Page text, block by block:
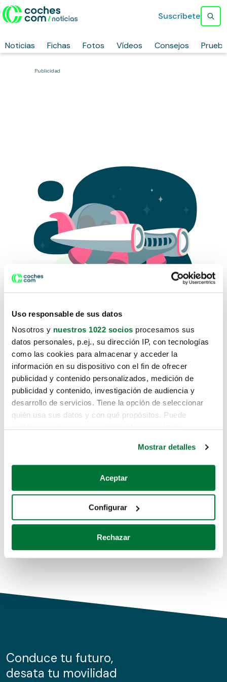
Uso responsable de sus datos
Nosotros y nuestros 1022 socios procesamos sus
datos personales, p.ej., su dirección IP, con tecnologías
como las cookies para almacenar y acceder la
información en su dispositivo con el fin de ofrecer
publicidad y contenido personalizados, medición de
publicidad y contenido, investigación de audiencia y
desarrollo de servicios. Tiene la opción de seleccionar
quién usa sus datos y con qué propósitos. Puede
Si lo permite, también quisiéramos:
Recopilar información sobre su ubicación geográfica
Identificar su dispositivo analizándolo activamente
para buscar características específicas (huellas
Obtenga más información sobre cómo se procesan sus
de cookies.
información sobre el uso que haga del sitio web con
nuestros partners de redes sociales, publicidad y análisis
Mostrar detalles
Aceptar
Configurar
Rechazar
Noticias Fichas Fotos Vídeos Consejos
Suscríbete
Publicidad
Lo sentimos, no sabemos como
te hemos traido hasta aquí.
Pero puedes encontrar el coche que estás
buscando en alguno de estos enlaces:
Coches de segunda mano
Coches de km0
Conduce tu futuro,
desata tu movilidad